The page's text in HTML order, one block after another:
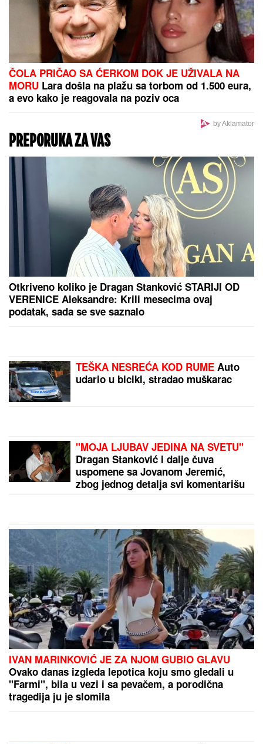
ČOLA PRIČAO SA ĆERKOM DOK JE UŽIVALA NA
MORU Lara došla na plažu sa torbom od 1.500 eura,
a evo kako je reagovala na poziv oca
by Aklamator
PREPORUKA ZA VAS
Otkriveno koliko je Dragan Stanković STARIJI OD
VERENICE Aleksandre: Krili mesecima ovaj
podatak, sada se sve saznalo
TEŠKA NESREĆA KOD RUME Auto
udario u bicikl, stradao muškarac
"MOJA LJUBAV JEDINA NA SVETU"
Dragan Stanković i dalje čuva
uspomene sa Jovanom Jeremić,
zbog jednog detalja svi komentarišu
IVAN MARINKOVIĆ JE ZA NJOM GUBIO GLAVU
Ovako danas izgleda lepotica koju smo gledali u
"Farmi", bila u vezi i sa pevačem, a porodična
tragedija ju je slomila